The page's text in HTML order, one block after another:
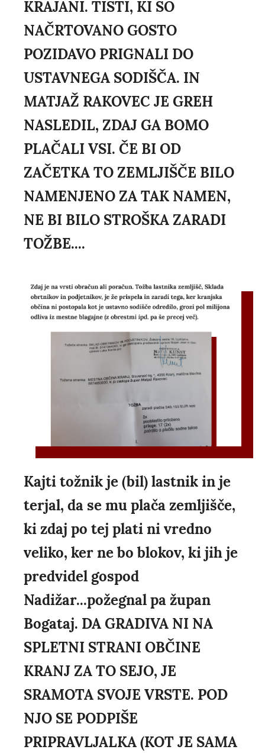
KRAJANI. TISTI, KI SO
NAČRTOVANO GOSTO
POZIDAVO PRIGNALI DO
USTAVNEGA SODIŠČA. IN
MATJAŽ RAKOVEC JE GREH
NASLEDIL, ZDAJ GA BOMO
PLAČALI VSI. ČE BI OD
ZAČETKA TO ZEMLJIŠČE BILO
NAMENJENO ZA TAK NAMEN,
NE BI BILO STROŠKA ZARADI
TOŽBE....
Kajti tožnik je (bil) lastnik in je
terjal, da se mu plača zemljišče,
ki zdaj po tej plati ni vredno
veliko, ker ne bo blokov, ki jih je
predvidel gospod
Nadižar...požegnal pa župan
Bogataj. DA GRADIVA NI NA
SPLETNI STRANI OBČINE
KRANJ ZA TO SEJO, JE
SRAMOTA SVOJE VRSTE. POD
NJO SE PODPIŠE
PRIPRAVLJALKA (KOT JE SAMA